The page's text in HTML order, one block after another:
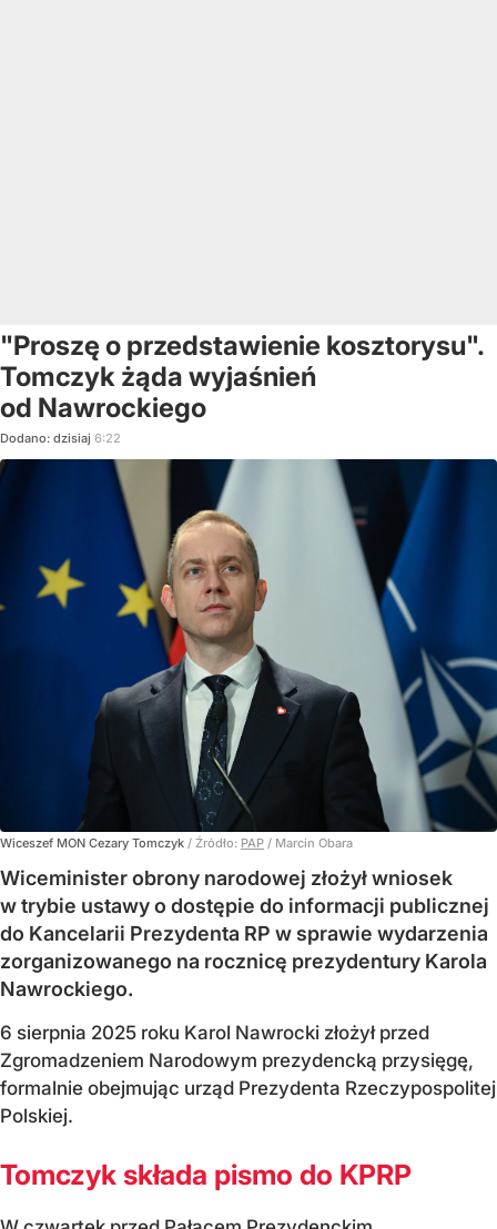
"Proszę o przedstawienie kosztorysu".
Tomczyk żąda wyjaśnień
od Nawrockiego
Dodano: dzisiaj 6:22
Wiceszef MON Cezary Tomczyk / Źródło: PAP / Marcin Obara
Wiceminister obrony narodowej złożył wniosek
w trybie ustawy o dostępie do informacji publicznej
do Kancelarii Prezydenta RP w sprawie wydarzenia
zorganizowanego na rocznicę prezydentury Karola
Nawrockiego.
6 sierpnia 2025 roku Karol Nawrocki złożył przed
Zgromadzeniem Narodowym prezydencką przysięgę,
formalnie obejmując urząd Prezydenta Rzeczypospolitej
Polskiej.
Tomczyk składa pismo do KPRP